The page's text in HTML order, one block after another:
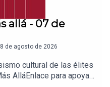
allá - 07 de
de agosto de 2026
cultural de las élites
AlláEnlace para apoyar